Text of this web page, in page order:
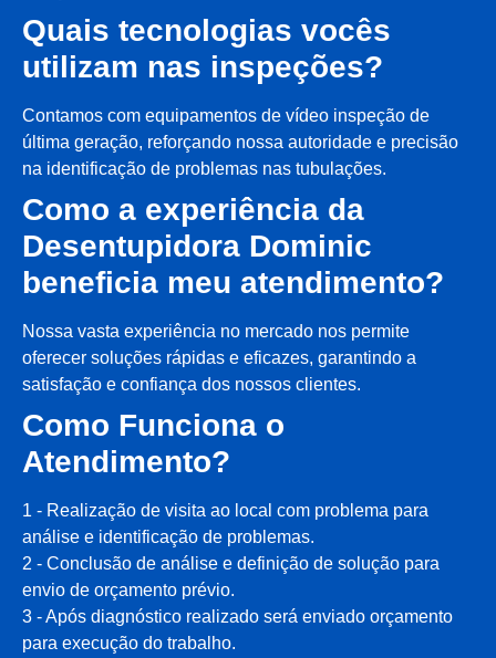
Quais tecnologias vocês
utilizam nas inspeções?
Contamos com equipamentos de vídeo inspeção de
última geração, reforçando nossa autoridade e precisão
na identificação de problemas nas tubulações.
Como a experiência da
Desentupidora Dominic
beneficia meu atendimento?
Nossa vasta experiência no mercado nos permite
oferecer soluções rápidas e eficazes, garantindo a
satisfação e confiança dos nossos clientes.
Como Funciona o
Atendimento?
1 - Realização de visita ao local com problema para
análise e identificação de problemas.
2 - Conclusão de análise e definição de solução para
envio de orçamento prévio.
3 - Após diagnóstico realizado será enviado orçamento
para execução do trabalho.